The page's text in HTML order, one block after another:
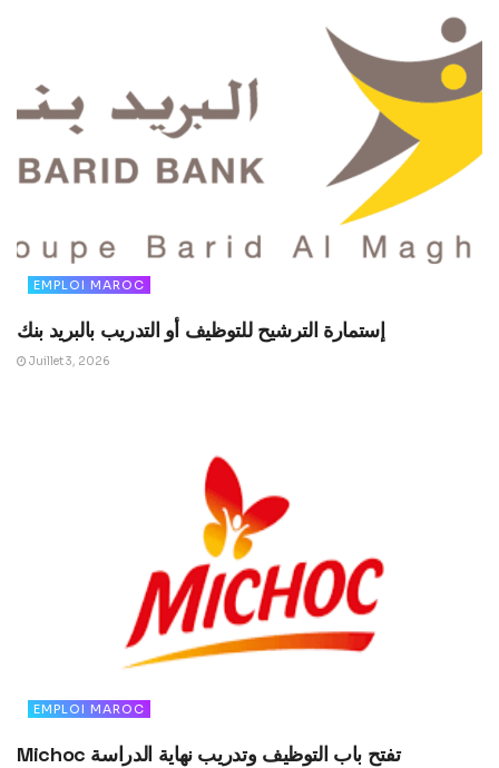
EMPLOI MAROC
إستمارة الترشيح للتوظيف أو التدريب بالبريد بنك
Juillet 3, 2026
EMPLOI MAROC
Michoc تفتح باب التوظيف وتدريب نهاية الدراسة